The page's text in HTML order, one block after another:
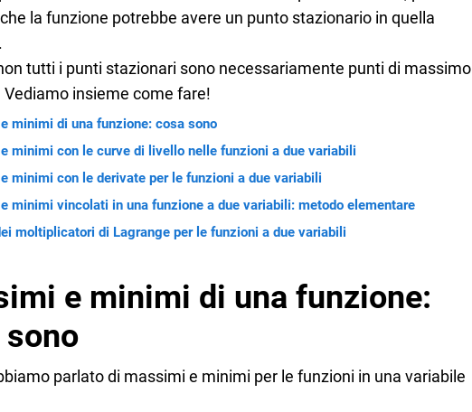
la funzione potrebbe avere un punto stazionario in quella
tutti i punti stazionari sono necessariamente punti di massimo
insieme come fare!
minimi di una funzione: cosa sono
minimi con le curve di livello nelle funzioni a due variabili
minimi con le derivate per le funzioni a due variabili
minimi vincolati in una funzione a due variabili: metodo elementare
moltiplicatori di Lagrange per le funzioni a due variabili
e minimi di una funzione:
parlato di massimi e minimi per le funzioni in una variabile